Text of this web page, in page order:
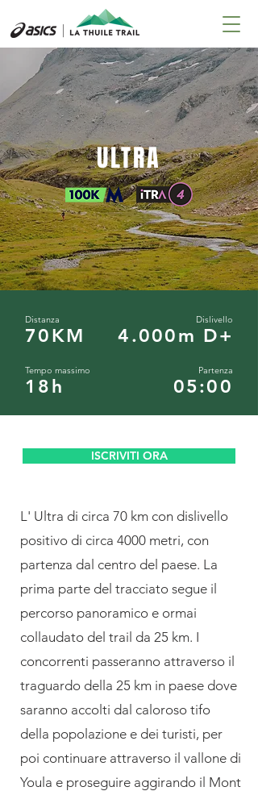
ULTRA
Distanza
70KM
Tempo massimo
18h
Dislivello
4.000m D+
Partenza
05:00
ISCRIVITI ORA
L' Ultra di circa 70 km con dislivello
positivo di circa 4000 metri, con
partenza dal centro del paese. La
prima parte del tracciato segue il
percorso panoramico e ormai
collaudato del trail da 25 km. I
concorrenti passeranno attraverso il
traguardo della 25 km in paese dove
saranno accolti dal caloroso tifo
della popolazione e dei turisti, per
poi continuare attraverso il vallone di
Youla e proseguire aggirando il Mont